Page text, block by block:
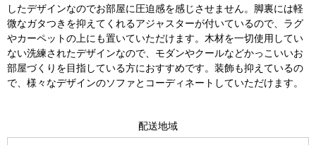
したデザインなのでお部屋に圧迫感を感じさせません。脚裏には軽
微なガタつきを抑えてくれるアジャスターが付いているので、ラグ
やカーペットの上にも置いていただけます。木材を一切使用してい
ない洗練されたデザインなので、モダンやクールなどかっこいいお
部屋づくりを目指している方におすすめです。装飾も抑えているの
で、様々なデザインのソファとコーディネートしていただけます。
配送地域